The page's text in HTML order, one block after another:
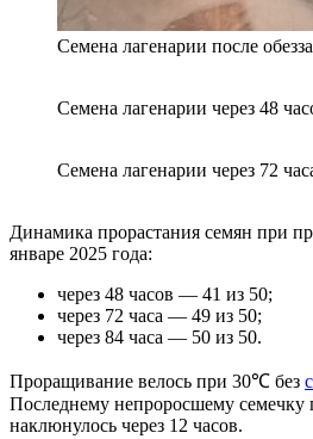
Семена лагенарии после
Семена лагенарии через 48
Семена лагенарии через 72
Динамика прорастания семян при
январе 2025 года:
через 48 часов — 41 из 50;
через 72 часа — 49 из 50;
через 84 часа — 50 из 50.
Проращивание велось при 30℃ без
Последнему непроросшему
наклюнулось через 12 часов.